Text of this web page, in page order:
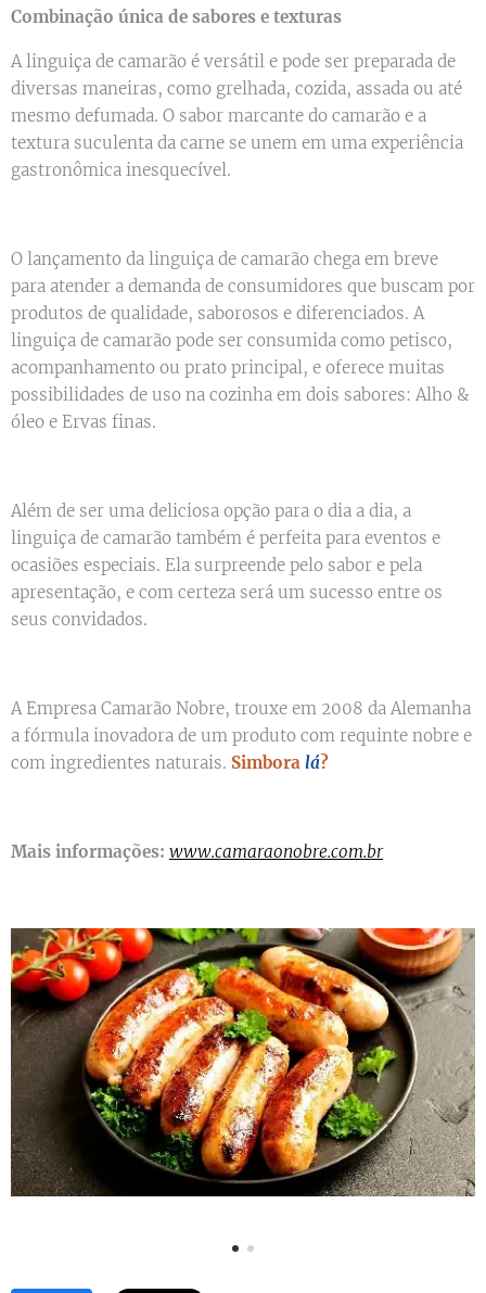
Combinação única de sabores e texturas
A linguiça de camarão é versátil e pode ser preparada de
diversas maneiras, como grelhada, cozida, assada ou até
mesmo defumada. O sabor marcante do camarão e a
textura suculenta da carne se unem em uma experiência
gastronômica inesquecível.
O lançamento da linguiça de camarão chega em breve
para atender a demanda de consumidores que buscam por
produtos de qualidade, saborosos e diferenciados. A
linguiça de camarão pode ser consumida como petisco,
acompanhamento ou prato principal, e oferece muitas
possibilidades de uso na cozinha em dois sabores: Alho &
óleo e Ervas finas.
Além de ser uma deliciosa opção para o dia a dia, a
linguiça de camarão também é perfeita para eventos e
ocasiões especiais. Ela surpreende pelo sabor e pela
apresentação, e com certeza será um sucesso entre os
seus convidados.
A Empresa Camarão Nobre, trouxe em 2008 da Alemanha
a fórmula inovadora de um produto com requinte nobre e
com ingredientes naturais. Simbora lá?
Mais informações: www.camaraonobre.com.br